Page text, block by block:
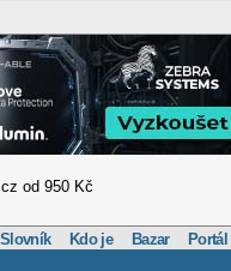
od 950 Kč
Slovník Kdo je Bazar Portál